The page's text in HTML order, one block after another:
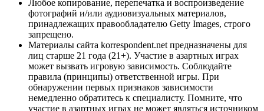
Любое копирование, перепечатка и воспроизведение
фотографий и/или аудиовизуальных материалов,
принадлежащих правообладателю Getty Images, строго
запрещено.
Материалы сайта korrespondent.net предназначены для
лиц старше 21 года (21+). Участие в азартных играх
может вызвать игровую зависимость. Соблюдайте
правила (принципы) ответственной игры. При
обнаружении первых признаков зависимости
немедленно обратитесь к специалисту. Помните, что
участие в азартных играх не может являться источником